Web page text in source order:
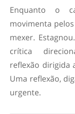
Enquanto o
movimenta
mexer.
crítica
reflexão dirigida
Uma reflexão,
urgente.